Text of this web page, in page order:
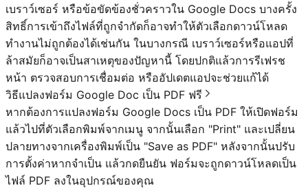
เบราว์เซอร์ หรือข้อขัดข้องชั่วคราวใน Google Docs บางครั้ง
สิทธิ์การเข้าถึงไฟล์ที่ถูกจำกัดก็อาจทำให้ตัวเลือกดาวน์โหลด
ทำงานไม่ถูกต้องได้เช่นกัน ในบางกรณี เบราว์เซอร์หรือแอปที่
ล้าสมัยก็อาจเป็นสาเหตุของปัญหานี้ โดยปกติแล้วการรีเฟรช
หน้า ตรวจสอบการเชื่อมต่อ หรืออัปเดตแอปจะช่วยแก้ได้
วิธีแปลงฟอร์ม Google Doc เป็น PDF ฟรี
หากต้องการแปลงฟอร์ม Google Docs เป็น PDF ให้เปิดฟอร์ม
แล้วไปที่ตัวเลือกพิมพ์จากเมนู จากนั้นเลือก "Print" และเปลี่ยน
ปลายทางจากเครื่องพิมพ์เป็น "Save as PDF" หลังจากนั้นปรับ
การตั้งค่าหากจำเป็น แล้วกดยืนยัน ฟอร์มจะถูกดาวน์โหลดเป็น
ไฟล์ PDF ลงในอุปกรณ์ของคุณ